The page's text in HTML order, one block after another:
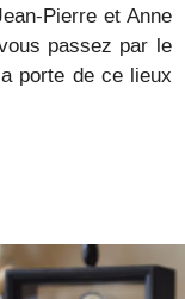
Pierre et Anne
passez par le
porte de ce lieux